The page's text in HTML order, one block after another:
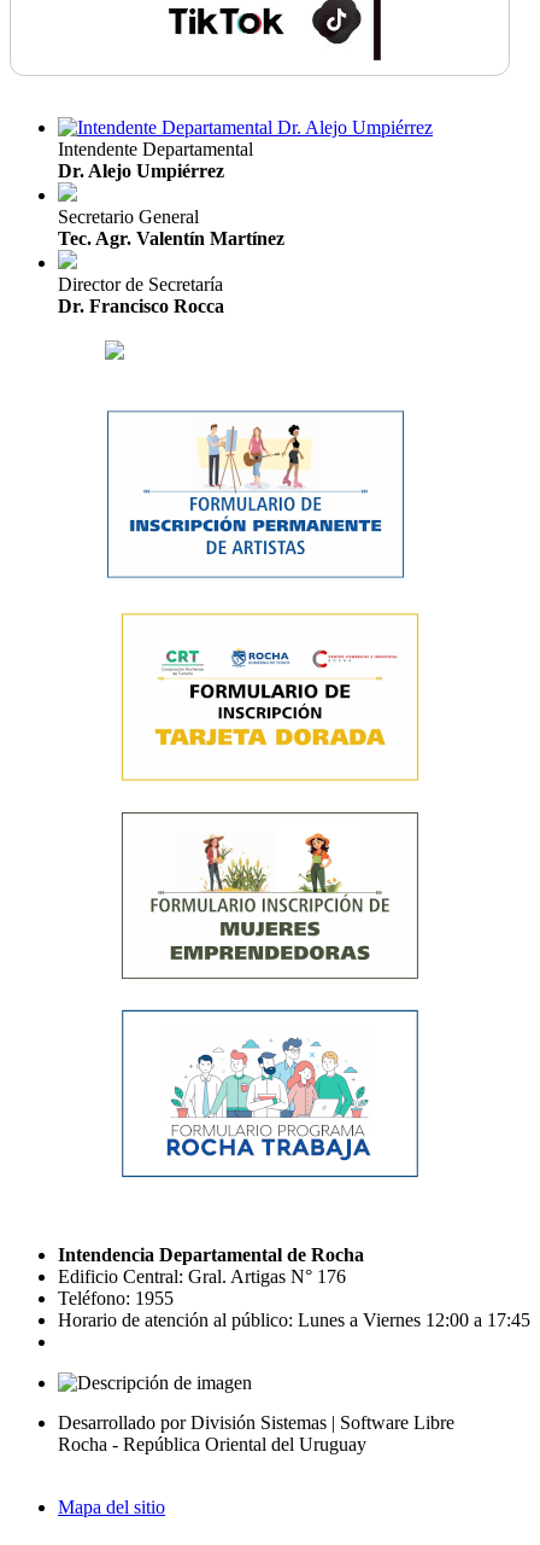
Intendente Departamental
Dr. Alejo Umpiérrez
Secretario General
Tec. Agr. Valentín Martínez
Director de Secretaría
Dr. Francisco Rocca
Intendencia Departamental de Rocha
Edificio Central: Gral. Artigas N° 176
Teléfono: 1955
Horario de atención al público: Lunes a Viernes 12:00 a 17:45
Desarrollado por División Sistemas | Software Libre
Rocha - República Oriental del Uruguay
Mapa del sitio